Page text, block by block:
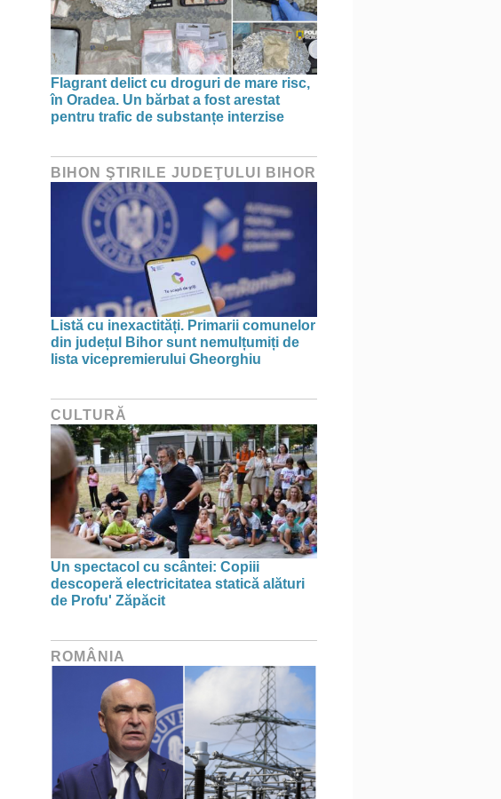
Flagrant delict cu droguri de mare risc,
în Oradea. Un bărbat a fost arestat
pentru trafic de substanțe interzise
BIHON ŞTIRILE JUDEŢULUI BIHOR
Listă cu inexactități. Primarii comunelor
din județul Bihor sunt nemulțumiți de
lista vicepremierului Gheorghiu
CULTURĂ
Un spectacol cu scântei: Copiii
descoperă electricitatea statică alături
de Profu' Zăpăcit
ROMÂNIA